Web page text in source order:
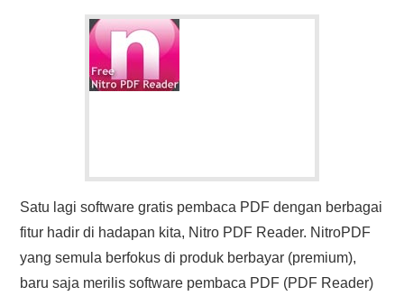
Satu lagi software gratis pembaca PDF dengan berbagai
fitur hadir di hadapan kita, Nitro PDF Reader. NitroPDF
yang semula berfokus di produk berbayar (premium),
baru saja merilis software pembaca PDF (PDF Reader)